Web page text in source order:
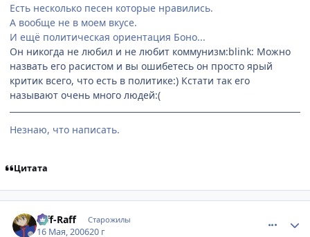
Есть несколько песен которые нравились.
А вообще не в моем вкусе.
И ещё политическая ориентация Боно...
Он никогда не любил и не любит коммунизм:blink: Можно
назвать его расистом и вы ошибетесь он просто ярый
критик всего, что есть в политике:) Кстати так его
называют очень много людей:(
Незнаю, что написать.
Цитата
Riff-Raff Старожилы
16 Мая, 200620 г